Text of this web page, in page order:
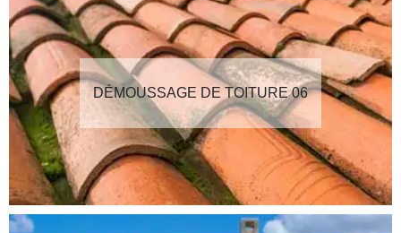
DÉMOUSSAGE DE TOITURE 06